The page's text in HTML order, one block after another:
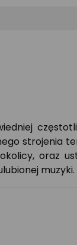
strojenia
oraz
muzyki.